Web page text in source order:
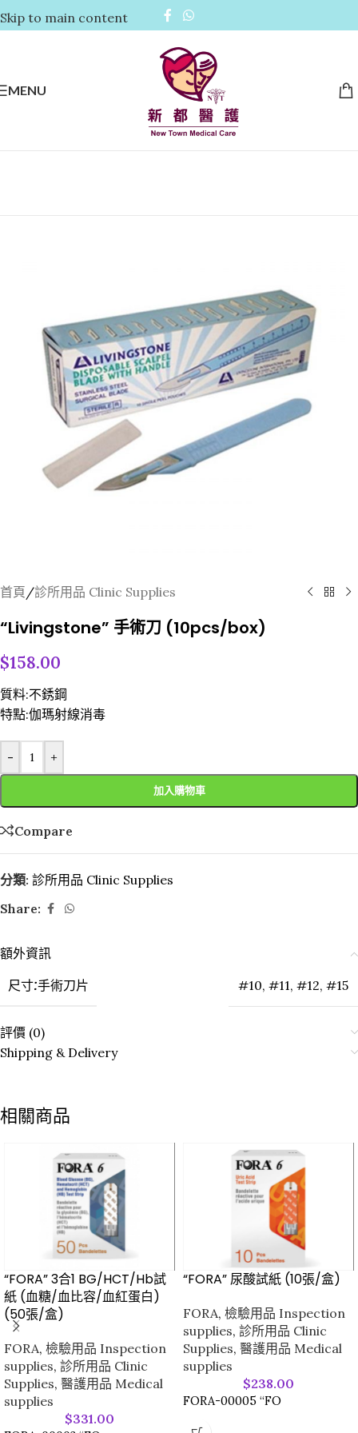
Skip to main content
MENU
首頁/診所用品 Clinic Supplies
“Livingstone” 手術刀 (10pcs/box)
$158.00
質料:不銹鋼
特點:伽瑪射線消毒
- +
加入購物車
Compare
分類: 診所用品 Clinic Supplies
Share:
額外資訊
尺寸:手術刀片 #10, #11, #12, #15
評價 (0)
Shipping & Delivery
相關商品
“FORA” 3合1 BG/HCT/Hb試
紙 (血糖/血比容/血紅蛋白)
(50張/盒)
FORA, 檢驗用品 Inspection
supplies, 診所用品 Clinic
Supplies, 醫護用品 Medical
supplies
$331.00
“FORA” 尿酸試紙 (10張/盒)
FORA, 檢驗用品 Inspection
supplies, 診所用品 Clinic
Supplies, 醫護用品 Medical
supplies
$238.00
FORA-00005 “FO